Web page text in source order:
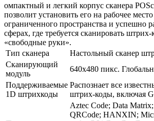
омпактный и легкий корпус сканера
позволит установить его на рабочее
ограниченного пространства и успешно
сферах, где требуется сканировать
«свободные руки».
Тип сканера
Настольный сканер
Сканирующий
модуль
640x480 пикс.
Поддерживаемые
1D штрихкоды
Распознает все
штрих-коды, включая
Aztec Code; Data
QRCode; HANXIN;